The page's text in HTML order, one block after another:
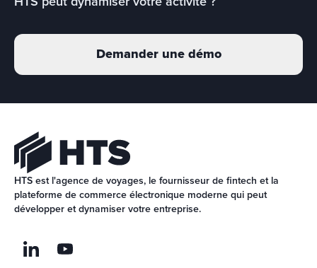
Demander une démo
HTS est l'agence de voyages, le fournisseur de fintech et la
plateforme de commerce électronique moderne qui peut
développer et dynamiser votre entreprise.